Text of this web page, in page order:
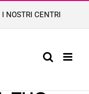
I NOSTRI CENTRI
PER